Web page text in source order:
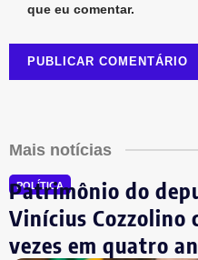
que eu comentar.
Mais notícias
POLÍTICA
Patrimônio do
Vinícius Cozzolino
vezes em quatro